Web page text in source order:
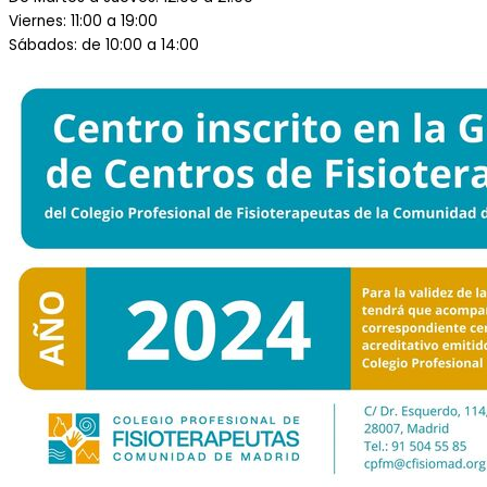
Viernes: 11:00 a 19:00
Sábados: de 10:00 a 14:00